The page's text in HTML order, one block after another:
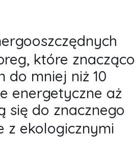
które znacząco
do mniej niż 10
energetyczne aż
się do znacznego
z ekologicznymi